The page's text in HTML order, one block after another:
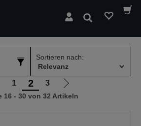
Suchen
Sortieren nach:
1 2 3
Zur
nächsten
16 - 30 von 32 Artikeln